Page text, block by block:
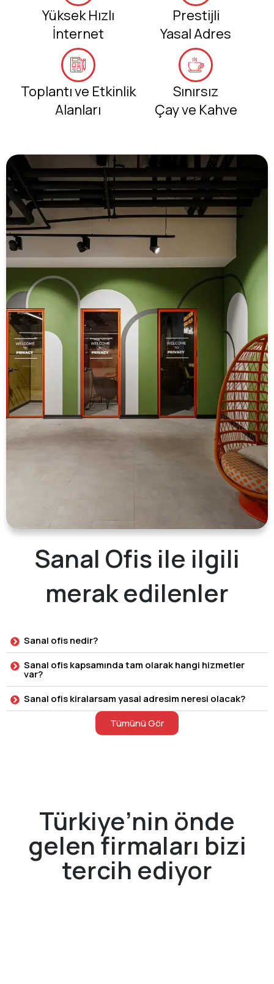
Yüksek Hızlı
İnternet
Prestijli
Yasal Adres
Toplantı ve Etkinlik
Alanları
Sınırsız
Çay ve Kahve
Sanal Ofis ile ilgili
merak edilenler
Sanal ofis nedir?
Sanal ofis kapsamında tam olarak hangi hizmetler
var?
Sanal ofis kiralarsam yasal adresim neresi olacak?
Tümünü Gör
Türkiye’nin önde
gelen firmaları bizi
tercih ediyor